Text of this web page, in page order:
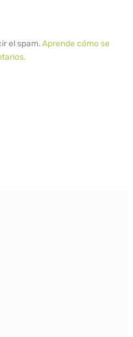
el spam.Aprende cómo se